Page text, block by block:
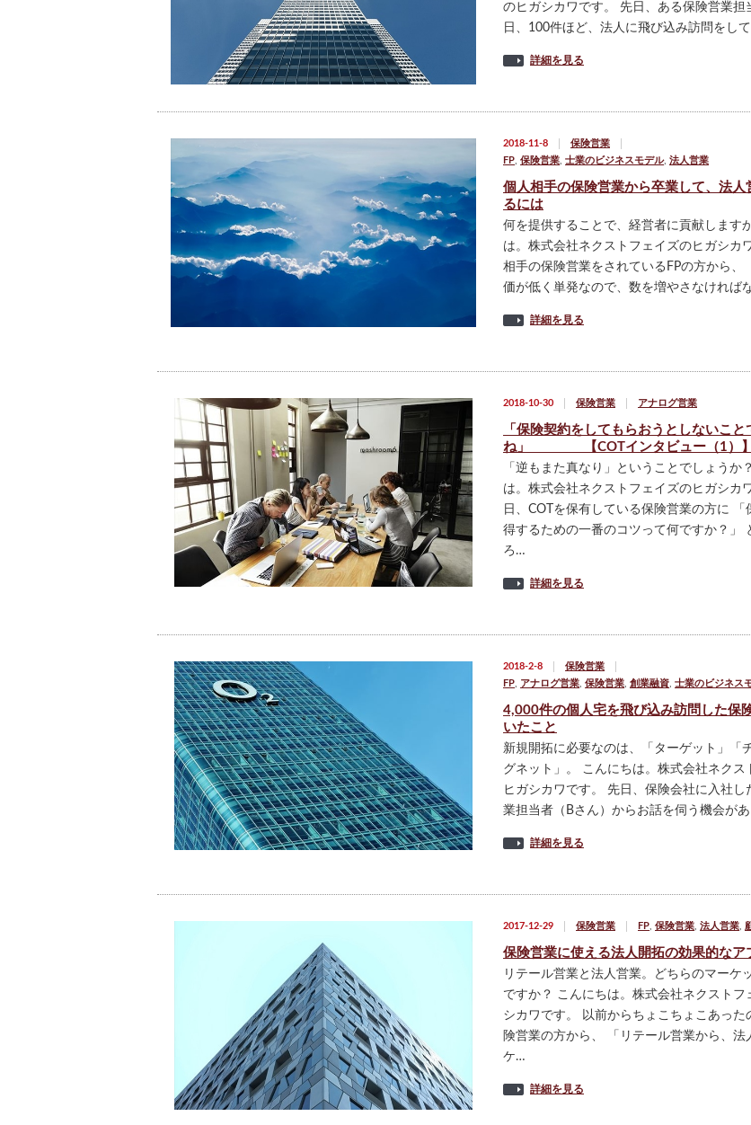
のヒガシカワです。 先日、ある保険営業担
日、100件ほど、法人に飛び込み訪問をし
詳細を見る
2018-11-8
保険営業
FP 保険営業 士業のビジネスモデル, 法人営業
個人相手の保険営業から卒業して、法人
るには
何を提供することで、経営者に貢献します
は。株式会社ネクストフェイズのヒガシカ
相手の保険営業をされているFPの方から、
価が低く単発なので、数を増やさなければ
詳細を見る
2018-10-30 保険営業 アナログ営業
「保険契約をしてもらおうとしないこと
ね」 【COTインタビュー（1）】
「逆もまた真なり」ということでしょうか
は。株式会社ネクストフェイズのヒガシカ
日、COTを保有している保険営業の方に 「
得するための一番のコツって何ですか？」
ろ…
詳細を見る
2018-2-8
保険営業
FP
アナログ営業 保険営業 創業融資 士業のビジネス
4,000件の個人宅を飛び込み訪問した保
いたこと
新規開拓に必要なのは、「ターゲット」「
グネット」。 こんにちは。株式会社ネクス
ヒガシカワです。 先日、保険会社に入社し
業担当者（Bさん）からお話を伺う機会が
詳細を見る
2017-12-29 保険営業 FP 保険営業 法人営業
保険営業に使える法人開拓の効果的なア
リテール営業と法人営業。どちらのマーケ
ですか？ こんにちは。株式会社ネクストフ
シカワです。 以前からちょこちょこあった
険営業の方から、 「リテール営業から、法
ケ…
詳細を見る